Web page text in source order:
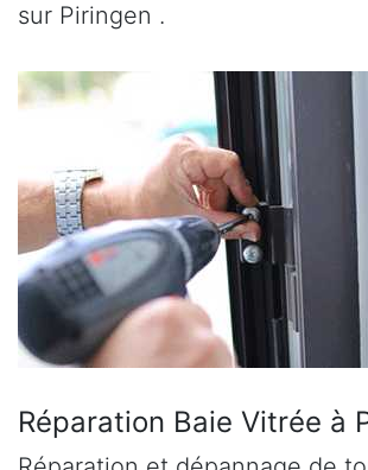
sur Piringen .
Réparation Baie Vitrée à